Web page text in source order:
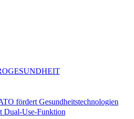
fördert Gesundheitstechnologien
Dual-Use-Funktion
GESUNDHEIT